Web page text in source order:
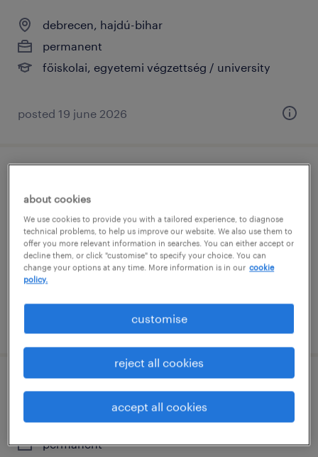
debrecen, hajdú-bihar
permanent
főiskolai, egyetemi végzettség / university
posted 19 june 2026
végzettséggel)
debrecen, hajdú-bihar
permanent
szakiskolai végzettség / technical school
business development manager
debrecen, hajdú-bihar
permanent
about cookies
We use cookies to provide you with a tailored experience, to diagnose
technical problems, to help us improve our website. We also use them to
offer you more relevant information in searches. You can either accept or
decline them, or click "customise" to specify your choice. You can
change your options at any time. More information is in our cookie
policy.
customise
reject all cookies
accept all cookies